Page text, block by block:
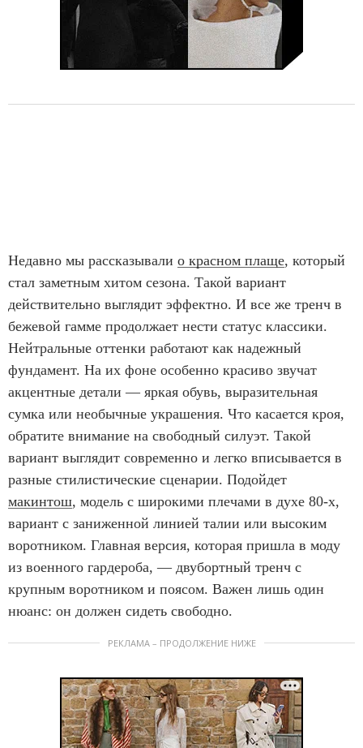
Недавно мы рассказывали о красном плаще, который
стал заметным хитом сезона. Такой вариант
действительно выглядит эффектно. И все же тренч в
бежевой гамме продолжает нести статус классики.
Нейтральные оттенки работают как надежный
фундамент. На их фоне особенно красиво звучат
акцентные детали — яркая обувь, выразительная
сумка или необычные украшения. Что касается кроя,
обратите внимание на свободный силуэт. Такой
вариант выглядит современно и легко вписывается в
разные стилистические сценарии. Подойдет
макинтош, модель с широкими плечами в духе 80-х,
вариант с заниженной линией талии или высоким
воротником. Главная версия, которая пришла в моду
из военного гардероба, — двубортный тренч с
крупным воротником и поясом. Важен лишь один
нюанс: он должен сидеть свободно.
РЕКЛАМА – ПРОДОЛЖЕНИЕ НИЖЕ